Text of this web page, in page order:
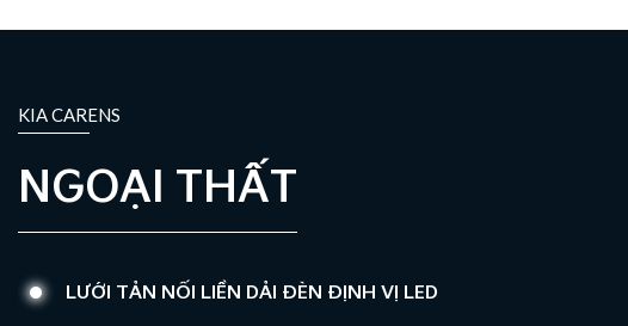
KIA CARENS
NGOẠI THẤT
LƯỚI TẢN NỐI LIỀN DẢI ĐÈN ĐỊNH VỊ LED